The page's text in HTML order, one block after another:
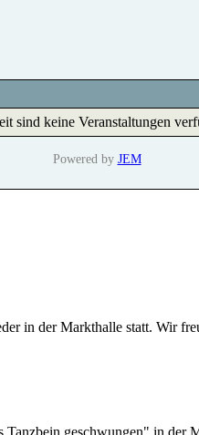
sind keine Veranstaltungen
Powered by JEM
in der Markthalle statt. Wir
geschwungen" in